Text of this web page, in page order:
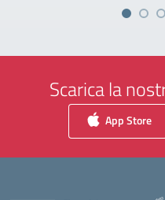
Scarica la
App Store